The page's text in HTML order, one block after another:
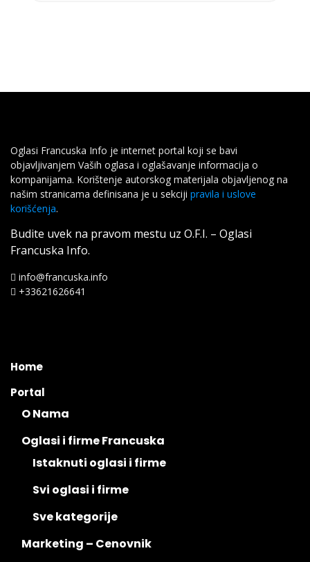
Oglasi Francuska Info je internet portal koji se bavi
objavljivanjem Vaših oglasa i oglašavanje informacija o
kompanijama. Korištenje autorskog materijala objavljenog na
našim stranicama definisana je u sekciji pravila i uslove
korišćenja.
Budite uvek na pravom mestu uz O.F.I. – Oglasi
Francuska Info.
info@francuska.info
+33621626641
Home
Portal
O Nama
Oglasi i firme Francuska
Istaknuti oglasi i firme
Svi oglasi i firme
Sve kategorije
Marketing – Cenovnik